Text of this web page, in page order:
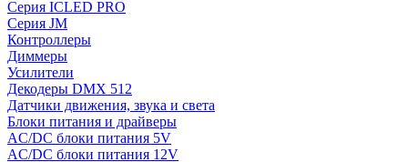
Серия ICLED PRO
Серия JM
Контроллеры
Диммеры
Усилители
Декодеры DMX 512
Датчики движения, звука и света
Блоки питания и драйверы
AC/DC блоки питания 5V
AC/DC блоки питания 12V